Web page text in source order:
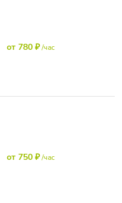
от 780 ₽/час
от 750 ₽/час